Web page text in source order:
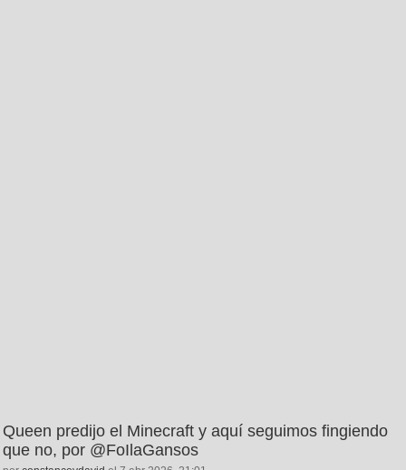
Queen predijo el Minecraft y aquí seguimos fingiendo
que no, por @FoIlaGansos